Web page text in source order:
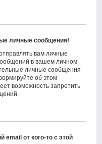
личные сообщения!
вам личные
в вашем личном
личные сообщения
об этом
возможность запретить
от кого-то с этой